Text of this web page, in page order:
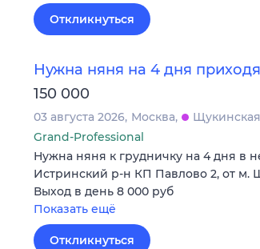
Откликнуться
Нужна няня на 4 дня
150 000
03 августа 2026 Москва
Щукинская
Grand-Professional
Нужна няня к грудничку на 4 дня в
Истринский р-н КП Павлово 2, от м.
Выход в день 8 000 руб
Показать ещё
Откликнуться